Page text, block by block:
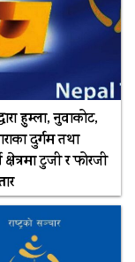
हुम्ला, नुवाकोट,
दुर्गम तथा
क्षेत्रमा टुजी र फोरजी